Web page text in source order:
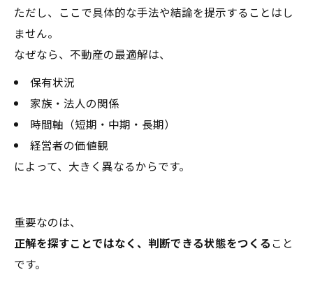
ただし、ここで具体的な手法や結論を提示することはし
ません。
なぜなら、不動産の最適解は、
保有状況
家族・法人の関係
時間軸（短期・中期・長期）
経営者の価値観
によって、大きく異なるからです。
重要なのは、
正解を探すことではなく、判断できる状態をつくること
です。